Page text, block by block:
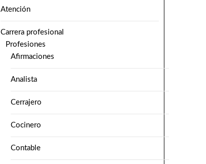
Atención
Carrera profesional
Profesiones
Afirmaciones
Analista
Cerrajero
Cocinero
Contable